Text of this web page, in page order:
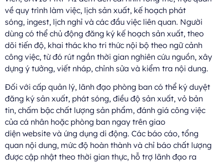
về quy trình làm việc, lịch sản xuất, kế hoạch phát
sóng, ingest, lịch nghỉ và các đầu việc liên quan. Người
dùng có thể chủ động đăng ký kế hoạch sản xuất, theo
dõi tiến độ, khai thác kho tri thức nội bộ theo ngữ cảnh
công việc, từ đó rút ngắn thời gian nghiên cứu nguồn, xây
dựng ý tưởng, viết nháp, chỉnh sửa và kiểm tra nội dung.
Đối với cấp quản lý, lãnh đạo phòng ban có thể ký duyệt
đăng ký sản xuất, phát sóng, điều độ sản xuất, vỏ bản
tin, chấm bậc chất lượng sản phẩm, đánh giá công việc
của cá nhân hoặc phòng ban ngay trên giao
diện website và ứng dụng di động. Các báo cáo, tổng
quan nội dung, mức độ hoàn thành và chỉ báo chất lượng
được cập nhật theo thời gian thực, hỗ trợ lãnh đạo ra